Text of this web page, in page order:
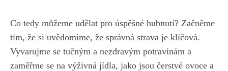
Co tedy ‌můžeme udělat‍ pro úspěšné hubnutí? Začněme
tím,‍ že si uvědomíme, že správná strava je ⁢klíčová.
Vyvarujme se tučným a nezdravým potravinám a
‌zaměřme se na výživná jídla, jako jsou čerstvé ovoce a